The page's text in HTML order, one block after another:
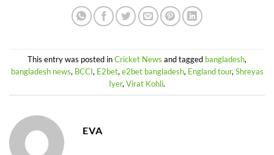
This entry was posted inCricket News and tagged bangladesh,
bangladesh news, BCCI, E2bet, e2bet bangladesh, England tour, Shreyas
Iyer, Virat Kohli.
EVA